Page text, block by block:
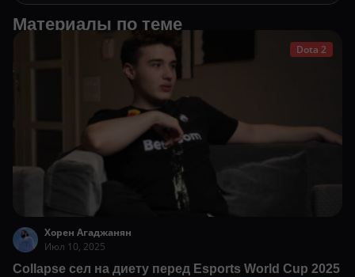
Материалы по теме
Dota 2
Хорен Агаджанян
Июл 10, 2025
Collapse сел на диету перед Esports World Cup 2025